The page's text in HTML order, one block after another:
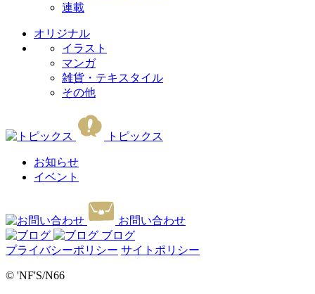
連載
オリジナル
イラスト
マンガ
雑貨・テキスタイル
その他
トピックス
お知らせ
イベント
お問い合わせ
ブログ
プライバシーポリシー サイトポリシー
© 'NF'S/N66